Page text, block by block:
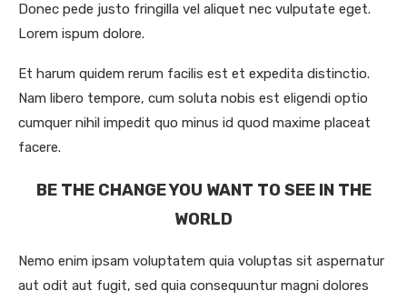
Donec pede justo fringilla vel aliquet nec vulputate eget.
Lorem ispum dolore.
Et harum quidem rerum facilis est et expedita distinctio.
Nam libero tempore, cum soluta nobis est eligendi optio
cumquer nihil impedit quo minus id quod maxime placeat
facere.
BE THE CHANGE YOU WANT TO SEE IN THE
WORLD
Nemo enim ipsam voluptatem quia voluptas sit aspernatur
aut odit aut fugit, sed quia consequuntur magni dolores